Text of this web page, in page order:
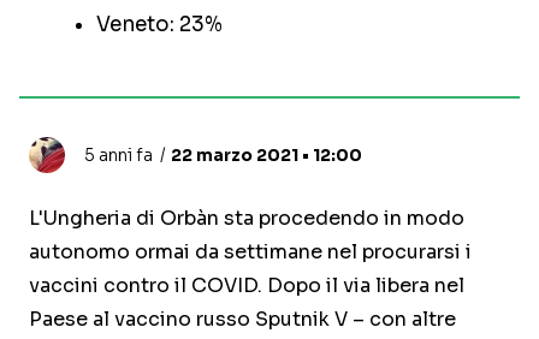
Veneto: 23%
5 anni fa 22 marzo 2021 • 12:00
L'Ungheria di Orbàn sta procedendo in modo
autonomo ormai da settimane nel procurarsi i
vaccini contro il COVID. Dopo il via libera nel
Paese al vaccino russo Sputnik V – con altre